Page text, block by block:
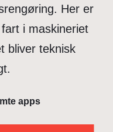
Her er
i maskineriet
bliver teknisk
apps